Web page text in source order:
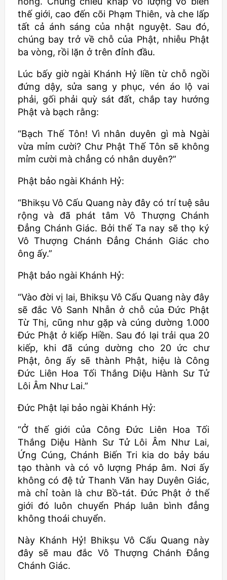
thế giới, cao đến cõi Phạm Thiên, và che lấp
tất cả ánh sáng của nhật nguyệt. Sau đó,
chúng bay trở về chỗ của Phật, nhiễu Phật
ba vòng, rồi lặn ở trên đỉnh đầu.
Lúc bấy giờ ngài Khánh Hỷ liền từ chỗ ngồi
đứng dậy, sửa sang y phục, vén áo lộ vai
phải, gối phải quỳ sát đất, chắp tay hướng
Phật và bạch rằng:
“Bạch Thế Tôn! Vì nhân duyên gì mà Ngài
vừa mỉm cười? Chư Phật Thế Tôn sẽ không
mỉm cười mà chẳng có nhân duyên?”
Phật bảo ngài Khánh Hỷ:
“Bhikṣu Vô Cấu Quang này đây có trí tuệ sâu
rộng và đã phát tâm Vô Thượng Chánh
Đẳng Chánh Giác. Bởi thế Ta nay sẽ thọ ký
Vô Thượng Chánh Đẳng Chánh Giác cho
ông ấy.”
Phật bảo ngài Khánh Hỷ:
“Vào đời vị lai, Bhikṣu Vô Cấu Quang này đây
sẽ đắc Vô Sanh Nhẫn ở chỗ của Đức Phật
Từ Thị, cũng như gặp và cúng dường 1.000
Đức Phật ở kiếp Hiền. Sau đó lại trải qua 20
kiếp, khi đã cúng dường cho 20 ức chư
Phật, ông ấy sẽ thành Phật, hiệu là Công
Đức Liên Hoa Tối Thắng Diệu Hành Sư Tử
Lôi Âm Như Lai.”
Đức Phật lại bảo ngài Khánh Hỷ:
“Ở thế giới của Công Đức Liên Hoa Tối
Thắng Diệu Hành Sư Tử Lôi Âm Như Lai,
Ứng Cúng, Chánh Biến Tri kia do bảy báu
tạo thành và có vô lượng Pháp âm. Nơi ấy
không có đệ tử Thanh Văn hay Duyên Giác,
mà chỉ toàn là chư Bồ-tát. Đức Phật ở thế
giới đó luôn chuyển Pháp luân bình đẳng
không thoái chuyển.
Này Khánh Hỷ! Bhikṣu Vô Cấu Quang này
đây sẽ mau đắc Vô Thượng Chánh Đẳng
Chánh Giác.